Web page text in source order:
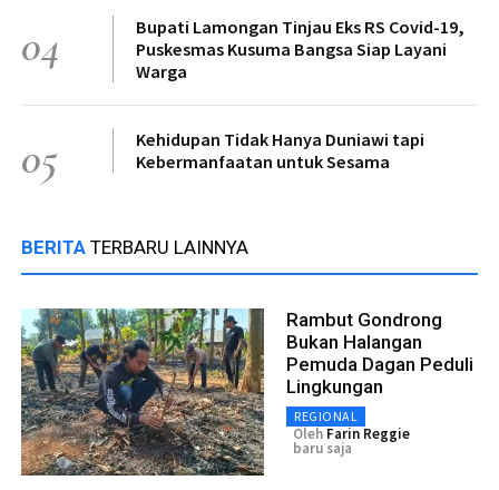
04
Bupati Lamongan Tinjau Eks RS Covid-19,
Puskesmas Kusuma Bangsa Siap Layani
Warga
05
Kehidupan Tidak Hanya Duniawi tapi
Kebermanfaatan untuk Sesama
BERITA TERBARU LAINNYA
Rambut Gondrong
Bukan Halangan
Pemuda Dagan Peduli
Lingkungan
REGIONAL
Oleh Farin Reggie
baru saja